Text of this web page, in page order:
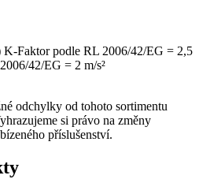
K-Faktor podle RL 2006/42/EG = 2,5
42/EG = 2 m/s²
odchylky od tohoto sortimentu
si právo na změny
příslušenství.